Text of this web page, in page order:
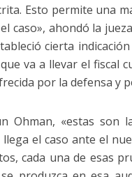
Esto permite una
caso», ahondó la
cierta
va a llevar el fiscal
por la defensa y
Ohman, «estas son
el caso ante el
cada una de esas